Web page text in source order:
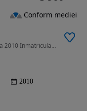
1598 cm3 • 116 CP • Opel Astra H 1.6 benzina 2010 Inmatriculat/Garantie/LivrareGr RATE FIX
2010
Conform mediei